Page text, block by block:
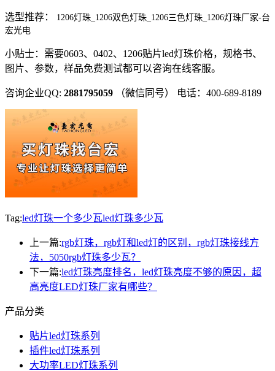
选型推荐：
1206灯珠_1206双色灯珠_1206三色灯珠_1206灯珠厂家-台
宏光电
小贴士：需要0603、0402、1206贴片led灯珠价格，规格书、
图片、参数，样品免费测试都可以咨询在线客服。
咨询企业QQ: 2881795059 （微信同号） 电话：400-689-8189
Tag:led灯珠一个多少瓦led灯珠多少瓦
上一篇:rgb灯珠，rgb灯和led灯的区别，rgb灯珠接线方
法，5050rgb灯珠多少瓦？
下一篇:led灯珠亮度排名，led灯珠亮度不够的原因，超
高亮度LED灯珠厂家有哪些？
产品分类
贴片led灯珠系列
插件led灯珠系列
大功率LED灯珠系列